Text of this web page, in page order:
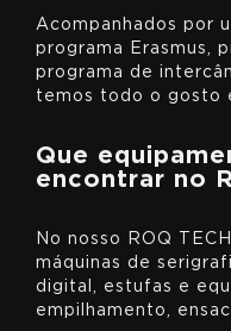
Acompanhados por
programa Erasmus,
programa de
temos todo o gosto
Que
encontrar no
No nosso ROQ
máquinas de
digital, estufas e
empilhamento,